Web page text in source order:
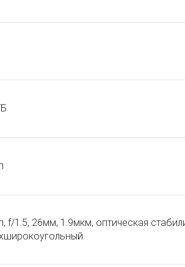
f/1.5, 26мм, 1.9мкм, оптическая